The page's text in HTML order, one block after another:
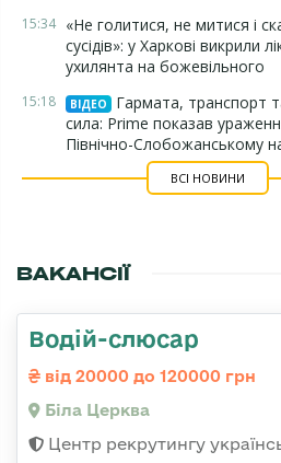
15:34 «Не голитися, не митися і
сусідів»: у Харкові викрили
ухилянта на божевільного
15:18 ВІДЕО
Гармата, транспорт
сила: Prime показав
Північно-Слобожанському
ВСІ НОВИНИ
ВАКАНСІЇ
Водій-слюсар
від 20000 до 120000 грн
Біла Церква
Центр рекрутингу